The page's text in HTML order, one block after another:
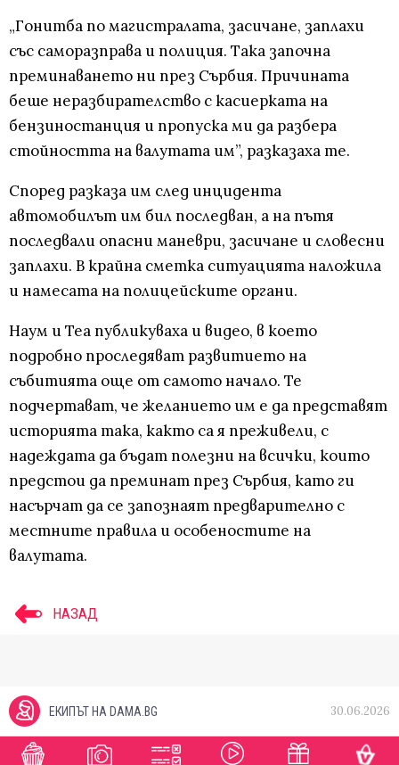
„Гонитба по магистралата, засичане, заплахи
със саморазправа и полиция. Така започна
преминаването ни през Сърбия. Причината
беше неразбирателство с касиерката на
бензиностанция и пропуска ми да разбера
стойността на валутата им”, разказаха те.
Според разказа им след инцидента
автомобилът им бил последван, а на пътя
последвали опасни маневри, засичане и словесни
заплахи. В крайна сметка ситуацията наложила
и намесата на полицейските органи.
Наум и Теа публикуваха и видео, в което
подробно проследяват развитието на
събитията още от самото начало. Те
подчертават, че желанието им е да представят
историята така, както са я преживели, с
надеждата да бъдат полезни на всички, които
предстои да преминат през Сърбия, като ги
насърчат да се запознаят предварително с
местните правила и особеностите на
валутата.
НАЗАД
ЕКИПЪТ НА DAMA.BG 30.06.2026